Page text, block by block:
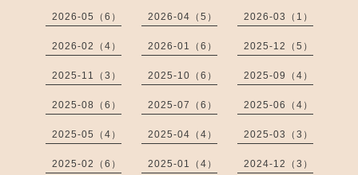
2026-05（6） 2026-04（5） 2026-03（1）
2026-02（4） 2026-01（6） 2025-12（5）
2025-11（3） 2025-10（6） 2025-09（4）
2025-08（6） 2025-07（6） 2025-06（4）
2025-05（4） 2025-04（4） 2025-03（3）
2025-02（6） 2025-01（4） 2024-12（3）